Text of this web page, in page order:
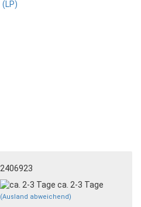
2406923
ca. 2-3 Tage
(Ausland abweichend)